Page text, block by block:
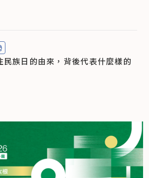
族日的由來，背後代表什麼樣的